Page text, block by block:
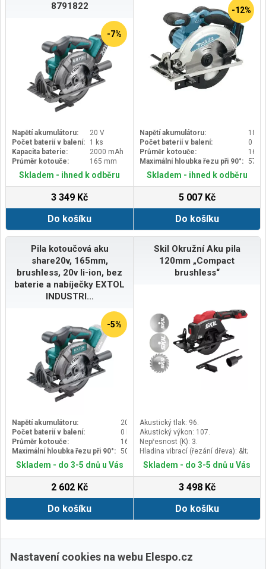
8791822
-7%
Napětí akumulátoru:
20 V
Počet baterií v balení:
1 ks
Kapacita baterie:
2000 mAh
Průměr kotouče:
165 mm
Skladem - ihned k odběru
3 349 Kč
Do košíku
-12%
Napětí akumulátoru:
18 V
Počet baterií v balení:
0 ks
Průměr kotouče:
165
Maximální hloubka řezu při 90°: 57
Skladem - ihned k odběru
5 007 Kč
Do košíku
Pila kotoučová aku
share20v, 165mm,
brushless, 20v li-ion, bez
baterie a nabíječky EXTOL
INDUSTRI...
-5%
Napětí akumulátoru:
20 V
Počet baterií v balení:
0 ks
Průměr kotouče:
165 mm
Maximální hloubka řezu při 90°: 50 mm
Skladem - do 3-5 dnů u Vás
2 602 Kč
Do košíku
Skil Okružní Aku pila
120mm „Compact
brushless“
Akustický tlak: 96.
Akustický výkon: 107.
Nepřesnost (K): 3.
Hladina vibrací (řezání dřeva): &lt;
2,5.
Skladem - do 3-5 dnů u Vás
3 498 Kč
Do košíku
Zobrazit další
Nastavení cookies na webu Elespo.cz